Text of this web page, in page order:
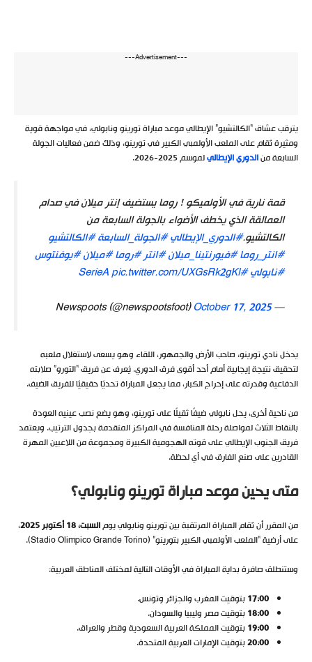
---Advertisement---
يترقب عشاق “الكالتشيو” الإيطالي موعد مباراة تورينو ونابولي، في مواجهة قوية
ومثيرة تُقام على الملعب الأولمبي الكبير في تورينو، وذلك ضمن فعاليات الجولة
السابعة منالدوري الإيطاليلموسم 2025-2026.
قمة نارية في الأولميكو ! روما يستضيف إنتر ميلان في صدام
العمالقة الذي يخطف الأضواء بالجولة السابعة من
الكالتشيو.#الدوري_الإيطالي#الجولة_السابعة#الكالتشيو
#انتر_روما#فيورنتينا_ميلان#انتر#روما#ميلان#يوفنتوس
#نابولي#SerieA
pic.twitter.com/UXGsRk2gKl
— Newspoots (@newspootsfoot)
October 17, 2025
يدخل نادي تورينو، صاحب الأرض والجمهور، اللقاء وهو يسعى لاستغلال ملعبه
لتحقيق نتيجة إيجابية أمام أحد أقوى فرق الدوري. يُعرف عن فريق “التورو” صلابته
الدفاعية وقدرته على إحراج الكبار، مما يجعل المباراة تحديًا حقيقيًا للفريق الضيف.
من ناحية أخرى، يحل نابولي ضيفًا ثقيلًا على تورينو، وهو يضع نصب عينيه العودة
بالنقاط الثلاث لمواصلة رحلة المنافسة في المراكز المتقدمة بجدول الترتيب. ويعتمد
فريق الجنوب الإيطالي على قوته الهجومية الكبيرة ومجموعة من اللاعبين المهرة
القادرين على صنع الفارق في أي لحظة.
متى يحين موعد مباراة تورينو ونابولي؟
من المقرر أن تُقام المباراة المرتقبة بين تورينو ونابولي يومالسبت، 18 أكتوبر 2025
،
على أرضية “الملعب الأولمبي الكبير بتورينو” (Stadio Olimpico Grande Torino).
وستنطلق صافرة بداية المباراة في الأوقات التالية لمختلف المناطق العربية:
17:00بتوقيت المغرب والجزائر وتونس.
18:00بتوقيت مصر وليبيا والسودان.
19:00بتوقيت المملكة العربية السعودية وقطر والعراق.
20:00بتوقيت الإمارات العربية المتحدة.